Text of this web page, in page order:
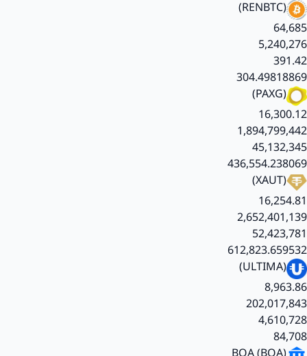
(RENBTC)
64,685
5,240,276
391.42
304.49818869
(PAXG)
16,300.12
1,894,799,442
45,132,345
436,554.238069
(XAUT)
16,254.81
2,652,401,139
52,423,781
612,823.659532
(ULTIMA)
8,963.86
202,017,843
4,610,728
84,708